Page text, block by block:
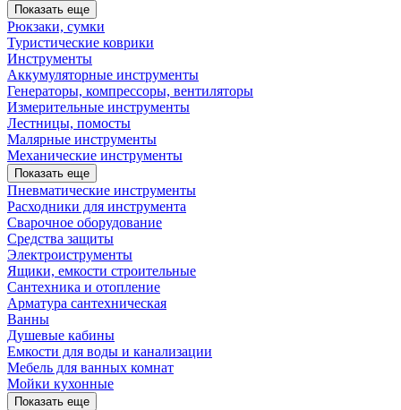
Показать еще
Рюкзаки, сумки
Туристические коврики
Инструменты
Аккумуляторные инструменты
Генераторы, компрессоры, вентиляторы
Измерительные инструменты
Лестницы, помосты
Малярные инструменты
Механические инструменты
Показать еще
Пневматические инструменты
Расходники для инструмента
Сварочное оборудование
Средства защиты
Электроиструменты
Ящики, емкости строительные
Сантехника и отопление
Арматура сантехническая
Ванны
Душевые кабины
Емкости для воды и канализации
Мебель для ванных комнат
Мойки кухонные
Показать еще